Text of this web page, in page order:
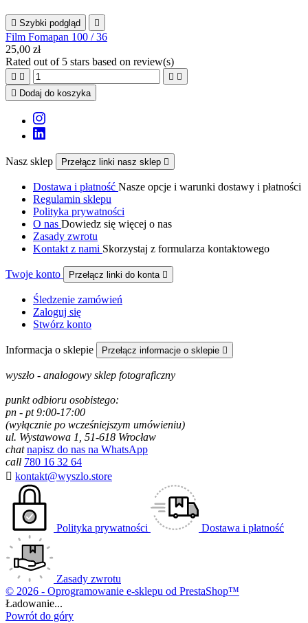
 Szybki podgląd 
Film Fomapan 100 / 36
25,00 zł
Rated out of 5 stars based on review(s)
   
 Dodaj do koszyka
Nasz sklep Przełącz linki nasz sklep 
Dostawa i płatność Nasze opcje i warunki dostawy i płatności
Regulamin sklepu
Polityka prywatności
O nas Dowiedz się więcej o nas
Zasady zwrotu
Kontakt z nami Skorzystaj z formularza kontaktowego
Twoje konto Przełącz linki do konta 
Śledzenie zamówień
Zaloguj się
Stwórz konto
Informacja o sklepie Przełącz informacje o sklepie 
wyszło - analogowy sklep fotograficzny
punkt odbioru osobistego:
pn - pt 9:00-17:00
(wyłącznie po wcześniejszym umówieniu)
ul. Wystawowa 1, 51-618 Wrocław
chat napisz do nas na WhatsApp
call 780 16 32 64
 kontakt@wyszlo.store
Polityka prywatności Dostawa i płatność
Zasady zwrotu
© 2026 - Oprogramowanie e-sklepu od PrestaShop™
Ładowanie...
Powrót do góry